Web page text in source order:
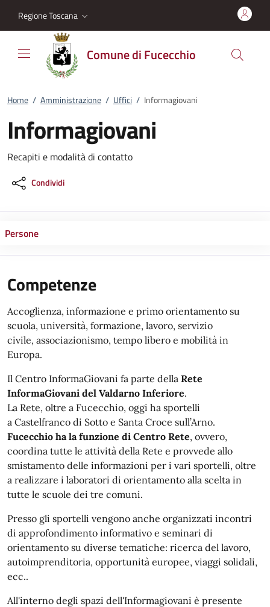
Regione Toscana
Comune di Fucecchio
Home / Amministrazione / Uffici / Informagiovani
Informagiovani
Recapiti e modalità di contatto
Condividi
Persone
Competenze
Accoglienza, informazione e primo orientamento su
scuola, università, formazione, lavoro, servizio
civile, associazionismo, tempo libero e mobilità in
Europa.
Il Centro InformaGiovani fa parte della Rete
InformaGiovani del Valdarno Inferiore.
La Rete, oltre a Fucecchio, oggi ha sportelli
a Castelfranco di Sotto e Santa Croce sull’Arno.
Fucecchio ha la funzione di Centro Rete, ovvero,
coordina tutte le attività della Rete e provvede allo
smistamento delle informazioni per i vari sportelli, oltre
a realizzare i laboratori di orientamento alla scelta in
tutte le scuole dei tre comuni.
Presso gli sportelli vengono anche organizzati incontri
di approfondimento informativo e seminari di
orientamento su diverse tematiche: ricerca del lavoro,
autoimprenditoria, opportunità europee, viaggi solidali,
ecc..
All'interno degli spazi dell'Informagiovani è presente